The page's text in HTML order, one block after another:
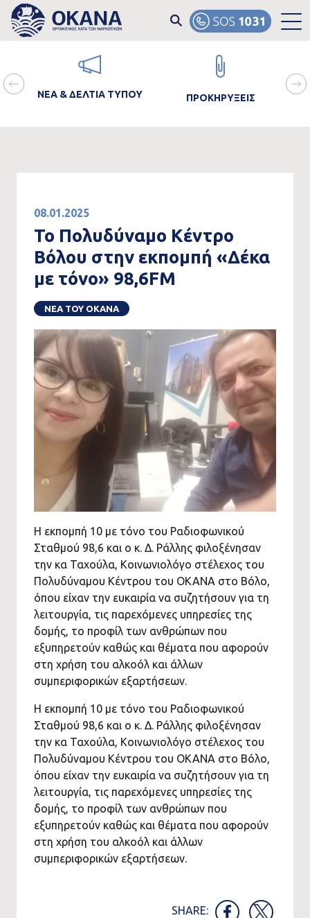
Skip to main content
ΝΕΑ & ΔΕΛΤΙΑ ΤΥΠΟΥ ΠΡΟΚΗΡΥΞΕΙΣ
08.01.2025
Το Πολυδύναμο Κέντρο
Βόλου στην εκπομπή «Δέκα
με τόνο» 98,6FM
ΝΕΑ ΤΟΥ ΟΚΑΝΑ
Η εκπομπή 10 με τόνο του Ραδιοφωνικού
Σταθμού 98,6 και ο κ. Δ. Ράλλης φιλοξένησαν
την κα Ταχούλα, Κοινωνιολόγο στέλεχος του
Πολυδύναμου Κέντρου του ΟΚΑΝΑ στο Βόλο,
όπου είχαν την ευκαιρία να συζητήσουν για τη
λειτουργία, τις παρεχόμενες υπηρεσίες της
δομής, το προφίλ των ανθρώπων που
εξυπηρετούν καθώς και θέματα που αφορούν
στη χρήση του αλκοόλ και άλλων
συμπεριφορικών εξαρτήσεων.
Η εκπομπή 10 με τόνο του Ραδιοφωνικού
Σταθμού 98,6 και ο κ. Δ. Ράλλης φιλοξένησαν
την κα Ταχούλα, Κοινωνιολόγο στέλεχος του
Πολυδύναμου Κέντρου του ΟΚΑΝΑ στο Βόλο,
όπου είχαν την ευκαιρία να συζητήσουν για τη
λειτουργία, τις παρεχόμενες υπηρεσίες της
δομής, το προφίλ των ανθρώπων που
εξυπηρετούν καθώς και θέματα που αφορούν
στη χρήση του αλκοόλ και άλλων
συμπεριφορικών εξαρτήσεων.
SHARE: